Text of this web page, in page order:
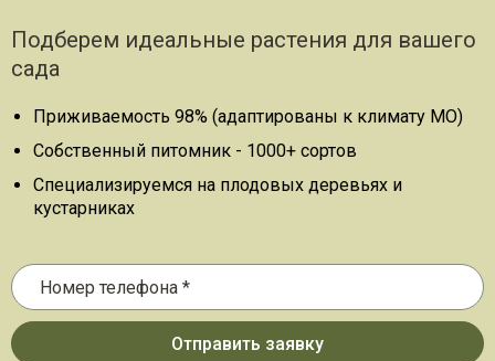
Подберем идеальные растения для вашего
сада
Приживаемость 98% (адаптированы к климату МО)
Собственный питомник - 1000+ сортов
Специализируемся на плодовых деревьях и
кустарниках